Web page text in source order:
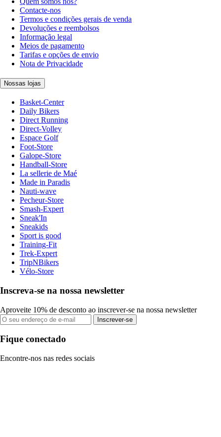
Contacte-nos
Termos e condições gerais de venda
Devoluções e reembolsos
Informação legal
Meios de pagamento
Tarifas e opções de envio
Nota de Privacidade
Nossas lojas
Basket-Center
Daily Bikers
Direct Running
Direct-Volley
Espace Golf
Foot-Store
Galope-Store
Handball-Store
La sellerie de Maé
Made in Paradis
Nauti-wave
Pecheur-Store
Smash-Expert
Sneak'In
Sneakids
Sport is good
Training-Fit
Trek-Expert
TripNBikers
Vélo-Store
Inscreva-se na nossa newsletter
Aproveite 10% de desconto ao inscrever-se na nossa newsletter
Inscrever-se
Fique conectado
Encontre-nos nas redes sociais